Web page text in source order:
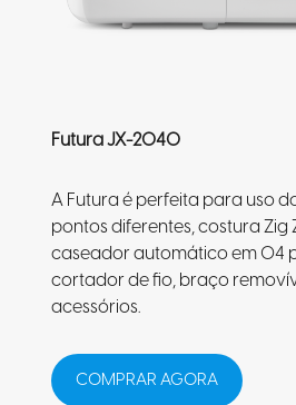
Futura JX-2040
A Futura é perfeita para uso
pontos diferentes, costura Zig
caseador automático em 04
cortador de fio, braço
acessórios.
COMPRAR AGORA